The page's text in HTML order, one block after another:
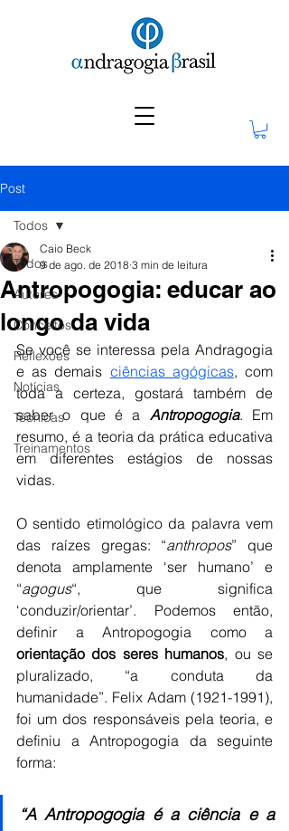
Post
Todos
Autores
Conceitos
Reflexões
Notícias
Técnicas
Treinamentos
Todos
Antropogogia: educar ao
longo da vida
Caio Beck
9 de ago. de 2018 3 min de leitura
Se você se interessa pela Andragogia
e as demais ciências agógicas, com
toda a certeza, gostará também de
saber o que é a Antropogogia. Em
resumo, é a teoria da prática educativa
em diferentes estágios de nossas
vidas.
O sentido etimológico da palavra vem
das raízes gregas: “anthropos” que
denota amplamente ‘ser humano’ e
“agogus“, que significa
‘conduzir/orientar’. Podemos então,
orientação dos seres humanos, ou se
pluralizado, “a conduta da
humanidade”. Felix Adam (1921-1991),
foi um dos responsáveis pela teoria, e
definiu a Antropogogia da seguinte
forma:
“A Antropogogia é a ciência e a